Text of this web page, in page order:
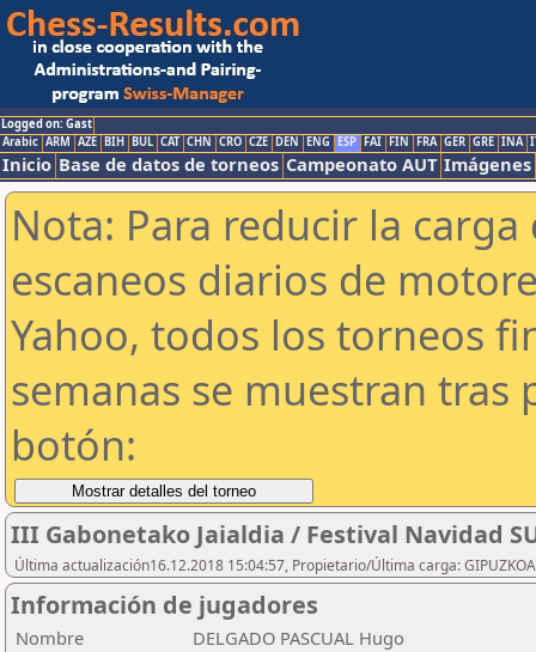
Logged on: Gast
Arabic ARM AZE BIH BUL CAT CHN CRO CZE DEN ENG ESP FAI FIN FRA GER GRE INA
Inicio Base de datos de torneos Campeonato AUT Imágenes
Nota: Para reducir la
escaneos diarios de
Yahoo, todos los torneos
semanas se muestran tras
botón:
III Gabonetako Jaialdia / Festival Navidad
Última actualización16.12.2018 15:04:57, Propietario/Última carga:
Información de jugadores
Nombre
DELGADO PASCUAL Hugo